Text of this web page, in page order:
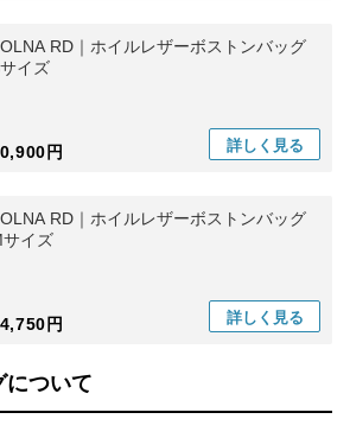
RD｜ホイルレザーボストンバッグ
イズ
円 詳しく 見る
RD｜ホイルレザーボストンバッグ
サイズ
円 詳しく 見る
について